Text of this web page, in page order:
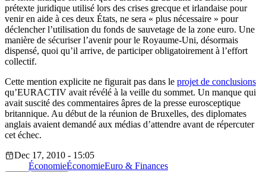
prétexte juridique utilisé lors des crises grecque et irlandaise pour
venir en aide à ces deux États, ne sera « plus nécessaire » pour
déclencher l’utilisation du fonds de sauvetage de la zone euro. Une
manière de sécuriser l’avenir pour le Royaume-Uni, désormais
dispensé, quoi qu’il arrive, de participer obligatoirement à l’effort
collectif.
Cette mention explicite ne figurait pas dans le projet de conclusions
qu’EURACTIV avait révélé à la veille du sommet. Un manque qui
avait suscité des commentaires âpres de la presse eurosceptique
britannique. Au début de la réunion de Bruxelles, des diplomates
anglais avaient demandé aux médias d’attendre avant de répercuter
cet échec.
Dec 17, 2010 - 15:05
ÉconomieÉconomieEuro & Finances